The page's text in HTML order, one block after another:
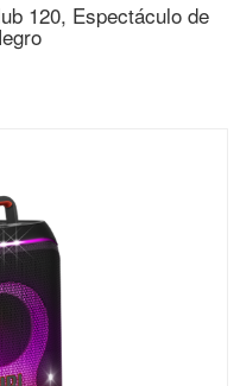
120, Espectáculo de